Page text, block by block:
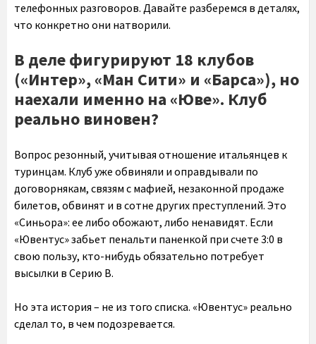
телефонных разговоров. Давайте разберемся в деталях,
что конкретно они натворили.
В деле фигурируют 18 клубов
(«Интер», «Ман Сити» и «Барса»), но
наехали именно на «Юве». Клуб
реально виновен?
Вопрос резонный, учитывая отношение итальянцев к
туринцам. Клуб уже обвиняли и оправдывали по
договорнякам, связям с мафией, незаконной продаже
билетов, обвинят и в сотне других преступлений. Это
«Синьора»: ее либо обожают, либо ненавидят. Если
«Ювентус» забьет пенальти паненкой при счете 3:0 в
свою пользу, кто-нибудь обязательно потребует
высылки в Серию В.
Но эта история – не из того списка. «Ювентус» реально
сделал то, в чем подозревается.